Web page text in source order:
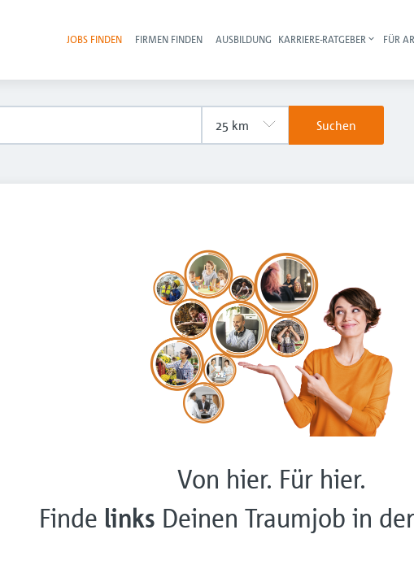
Haupt-Navigation
JOBS FINDEN FIRMEN FINDEN AUSBILDUNG KARRIERE-RATGEBER FÜR
Suchen
Von hier. Für hier.
Finde links Deinen Traumjob in